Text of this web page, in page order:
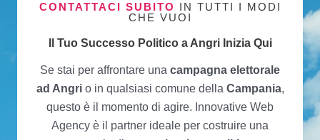
CONTATTACI SUBITO IN TUTTI I MODI
CHE VUOI
Il Tuo Successo Politico a Angri Inizia Qui
Se stai per affrontare una campagna elettorale
ad Angrio in qualsiasi comune della Campania,
questo è il momento di agire. Innovative Web
Agency è il partner ideale per costruire una